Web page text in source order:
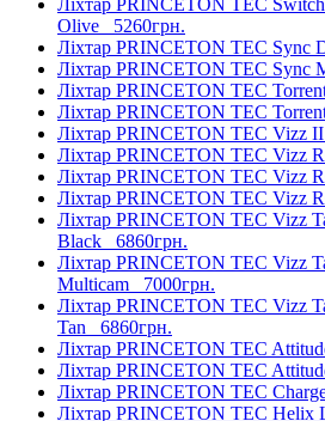
Ліхтар PRINCETON TEC
Olive 5260грн.
Ліхтар PRINCETON TEC Sync
Ліхтар PRINCETON TEC Sync
Ліхтар PRINCETON TEC
Ліхтар PRINCETON TEC
Ліхтар PRINCETON TEC Vizz
Ліхтар PRINCETON TEC Vizz
Ліхтар PRINCETON TEC Vizz
Ліхтар PRINCETON TEC Vizz
Ліхтар PRINCETON TEC Vizz
Black 6860грн.
Ліхтар PRINCETON TEC Vizz
Multicam 7000грн.
Ліхтар PRINCETON TEC Vizz
Tan 6860грн.
Ліхтар PRINCETON TEC
Ліхтар PRINCETON TEC
Ліхтар PRINCETON TEC
Ліхтар PRINCETON TEC Helix